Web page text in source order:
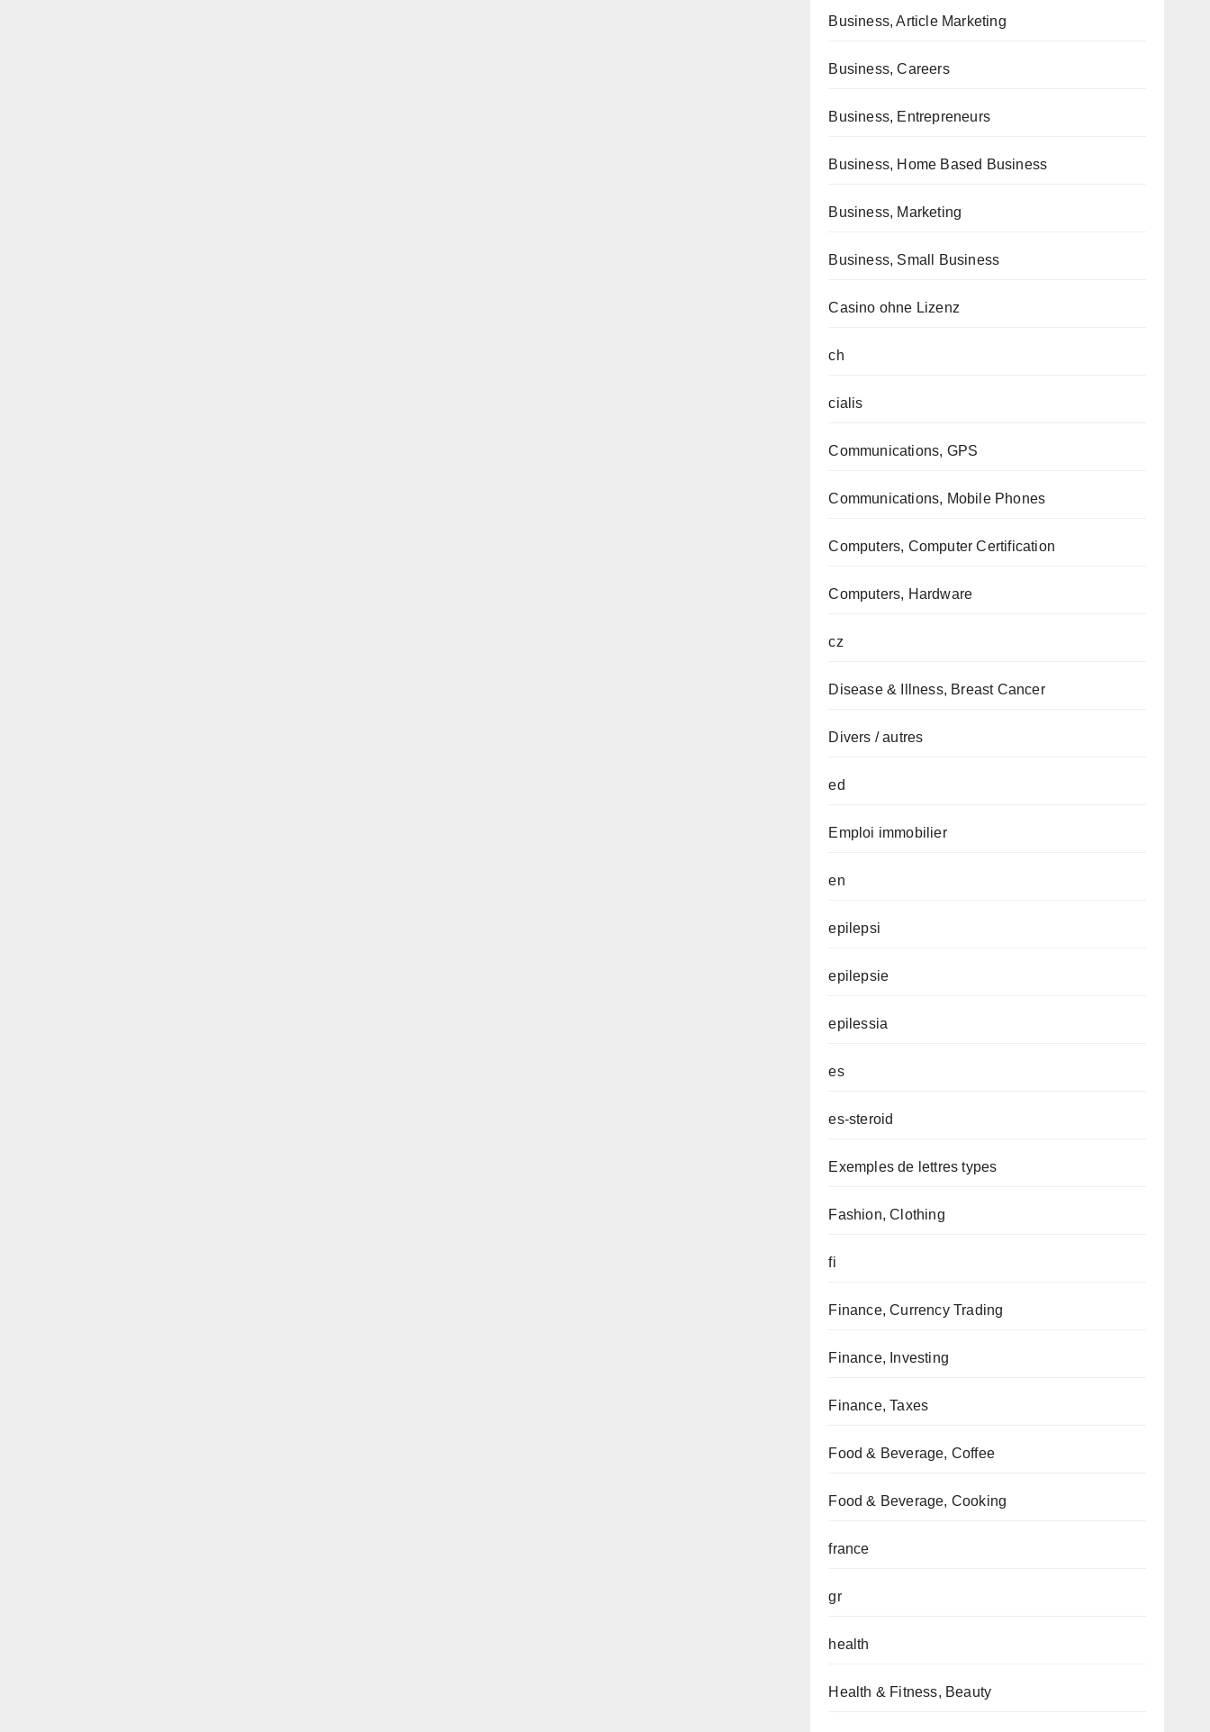
Business, Article Marketing
Business, Careers
Business, Entrepreneurs
Business, Home Based Business
Business, Marketing
Business, Small Business
Casino ohne Lizenz
ch
cialis
Communications, GPS
Communications, Mobile Phones
Computers, Computer Certification
Computers, Hardware
cz
Disease & Illness, Breast Cancer
Divers / autres
ed
Emploi immobilier
en
epilepsi
epilepsie
epilessia
es
es-steroid
Exemples de lettres types
Fashion, Clothing
fi
Finance, Currency Trading
Finance, Investing
Finance, Taxes
Food & Beverage, Coffee
Food & Beverage, Cooking
france
gr
health
Health & Fitness, Beauty